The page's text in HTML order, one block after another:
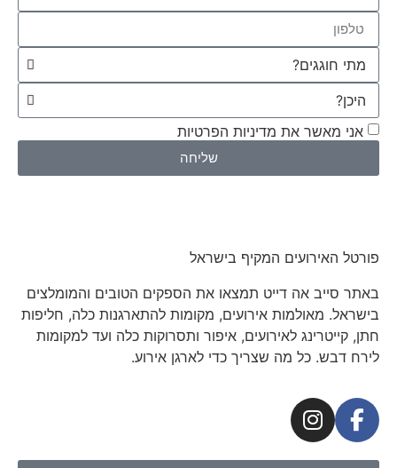
אני מאשר את מדיניות הפרטיות
שליחה
פורטל האירועים המקיף בישראל
באתר סייב אה דייט תמצאו את הספקים הטובים והמומלצים
בישראל. מאולמות אירועים, מקומות להתארגנות כלה, חליפות
חתן, קייטרינג לאירועים, איפור ותסרוקות כלה ועד למקומות
לירח דבש. כל מה שצריך כדי לארגן אירוע.